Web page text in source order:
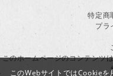
特定商
プラ
このホームページのコンテンツ
このWebサイトではCookieを